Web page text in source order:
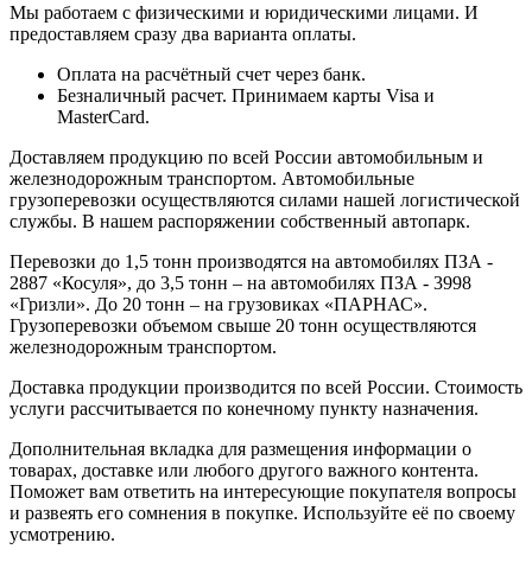
Мы работаем с физическими и юридическими лицами. И
предоставляем сразу два варианта оплаты.
Оплата на расчётный счет через банк.
Безналичный расчет. Принимаем карты Visa и
MasterCard.
Доставляем продукцию по всей России автомобильным и
железнодорожным транспортом. Автомобильные
грузоперевозки осуществляются силами нашей логистической
службы. В нашем распоряжении собственный автопарк.
Перевозки до 1,5 тонн производятся на автомобилях ПЗА -
2887 «Косуля», до 3,5 тонн – на автомобилях ПЗА - 3998
«Гризли». До 20 тонн – на грузовиках «ПАРНАС».
Грузоперевозки объемом свыше 20 тонн осуществляются
железнодорожным транспортом.
Доставка продукции производится по всей России. Стоимость
услуги рассчитывается по конечному пункту назначения.
Дополнительная вкладка для размещения информации о
товарах, доставке или любого другого важного контента.
Поможет вам ответить на интересующие покупателя вопросы
и развеять его сомнения в покупке. Используйте её по своему
усмотрению.